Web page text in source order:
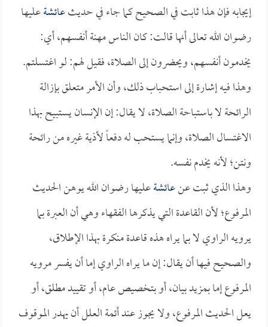
إيجابه فإن هذا ثابت في الصحيح كما جاء في حديثعائشةعليها
رضوان الله تعالى أنها قالت: كان الناس مهنة أنفسهم، أي:
يخدمون أنفسهم، ويحضرون إلى الصلاة، فقيل لهم: لو اغتسلتم.
وهذا فيه إشارة إلى استحباب ذلك، وأن الأمر متعلق بإزالة
الرائحة لا باستباحة الصلاة، لا يقال: إن الإنسان يستبيح بهذا
الاغتسال الصلاة، وإنما يستحب له دفعاً لأذية غيره من رائحة
ونتن؛ لأنه يخدم نفسه.
وهذا الذي ثبت عنعائشةعليها رضوان الله يوهن الحديث
المرفوع؛ لأن القاعدة التي يذكرها الفقهاء وهي أن العبرة بما
يرويه الراوي لا بما يراه هذه قاعدة منكرة بهذا الإطلاق،
والصحيح فيها أن يقال: إن ما يراه الراوي إما أن يفسر مرويه
المرفوع إما بمزيد بيان، أو بتخصيص عام، أو تقييد مطلق، أو
يعل الحديث المرفوع، ولا يجوز عند أئمة العلل أن يهدر الموقوف